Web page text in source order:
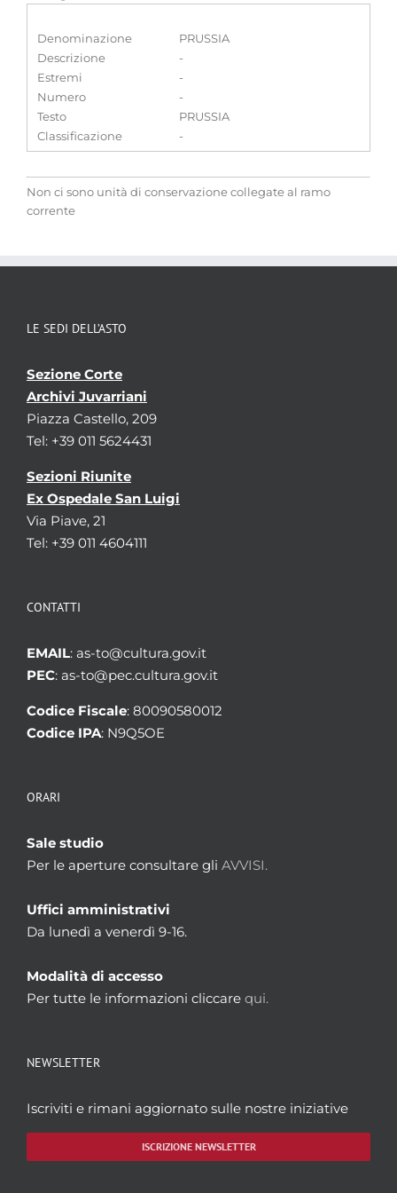
Denominazione
PRUSSIA
Descrizione
-
Estremi
-
Numero
-
Testo
PRUSSIA
Classificazione
-
Non ci sono unità di conservazione collegate al ramo
corrente
LE SEDI DELL’ASTO
Sezione Corte
Archivi Juvarriani
Piazza Castello, 209
Tel: +39 011 5624431
Sezioni Riunite
Ex Ospedale San Luigi
Via Piave, 21
Tel: +39 011 4604111
CONTATTI
EMAIL: as-to@cultura.gov.it
PEC: as-to@pec.cultura.gov.it
Codice Fiscale: 80090580012
Codice IPA: N9Q5OE
ORARI
Sale studio
Per le aperture consultare gli AVVISI.
Uffici amministrativi
Da lunedì a venerdì 9-16.
Modalità di accesso
Per tutte le informazioni cliccare qui.
NEWSLETTER
Iscriviti e rimani aggiornato sulle nostre iniziative
ISCRIZIONE NEWSLETTER